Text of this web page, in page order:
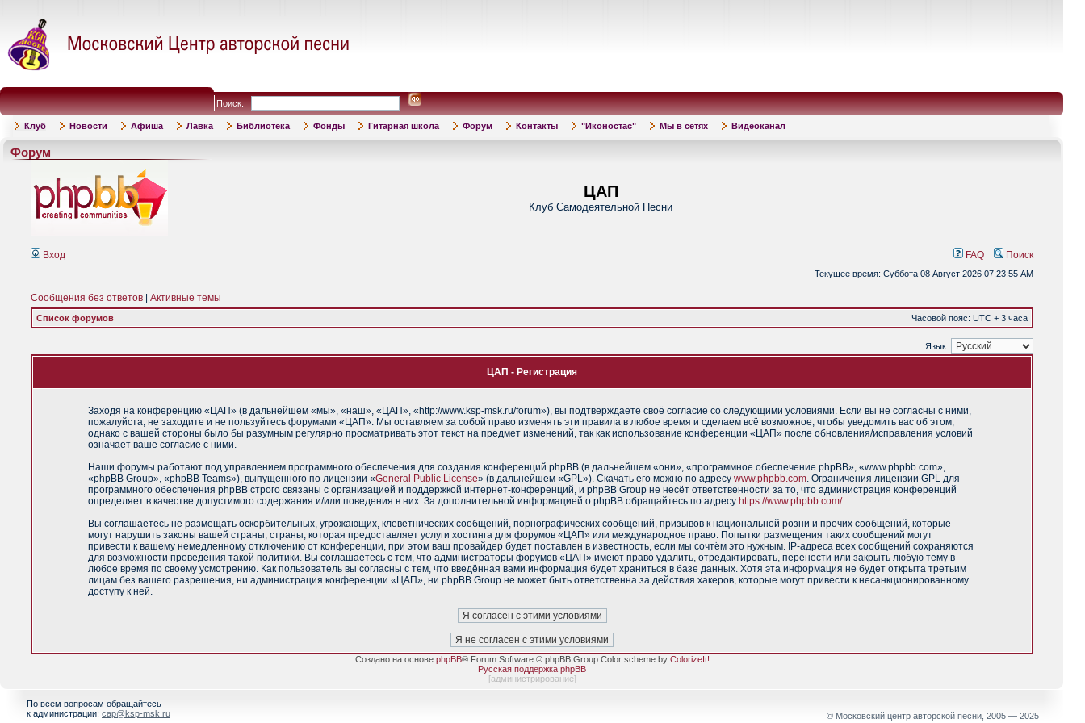
Поиск:
Клуб Новости Афиша Лавка Библиотека Фонды Гитарная школа Форум Контакты "Иконостас" Мы в сетях Видеоканал
Форум
ЦАП
Клуб Самодеятельной Песни
Вход FAQ Поиск
Текущее время: Суббота 08 Август 2026 07:23:55 AM
Сообщения без ответов Активные темы
Список форумов Часовой пояс: UTC + 3 часа
Язык:
ЦАП - Регистрация
Заходя на конференцию «ЦАП» (в дальнейшем «мы», «наш», «ЦАП», «http://www.ksp-msk.ru/forum»), вы подтверждаете своё согласие со следующими условиями. Если вы не согласны с ними,
пожалуйста, не заходите и не пользуйтесь форумами «ЦАП». Мы оставляем за собой право изменять эти правила в любое время и сделаем всё возможное, чтобы уведомить вас об этом,
однако с вашей стороны было бы разумным регулярно просматривать этот текст на предмет изменений, так как использование конференции «ЦАП» после обновления/исправления условий
означает ваше согласие с ними.
Наши форумы работают под управлением программного обеспечения для создания конференций phpBB (в дальнейшем «они», «программное обеспечение phpBB», «www.phpbb.com»,
«phpBB Group», «phpBB Teams»), выпущенного по лицензии «General Public License» (в дальнейшем «GPL»). Скачать его можно по адресу www.phpbb.com. Ограничения лицензии GPL для
программного обеспечения phpBB строго связаны с организацией и поддержкой интернет-конференций, и phpBB Group не несёт ответственности за то, что администрация конференций
определяет в качестве допустимого содержания и/или поведения в них. За дополнительной информацией о phpBB обращайтесь по адресу https://www.phpbb.com/.
Вы соглашаетесь не размещать оскорбительных, угрожающих, клеветнических сообщений, порнографических сообщений, призывов к национальной розни и прочих сообщений, которые
могут нарушить законы вашей страны, страны, которая предоставляет услуги хостинга для форумов «ЦАП» или международное право. Попытки размещения таких сообщений могут
привести к вашему немедленному отключению от конференции, при этом ваш провайдер будет поставлен в известность, если мы сочтём это нужным. IP-адреса всех сообщений сохраняются
для возможности проведения такой политики. Вы соглашаетесь с тем, что администраторы форумов «ЦАП» имеют право удалить, отредактировать, перенести или закрыть любую тему в
любое время по своему усмотрению. Как пользователь вы согласны с тем, что введённая вами информация будет храниться в базе данных. Хотя эта информация не будет открыта третьим
лицам без вашего разрешения, ни администрация конференции «ЦАП», ни phpBB Group не может быть ответственна за действия хакеров, которые могут привести к несанкционированному
доступу к ней.
Создано на основе phpBB® Forum Software © phpBB Group Color scheme by ColorizeIt!
Русская поддержка phpBB
[администрирование]
По всем вопросам обращайтесь
к администрации: cap@ksp-msk.ru © Московский центр авторской песни, 2005 — 2025